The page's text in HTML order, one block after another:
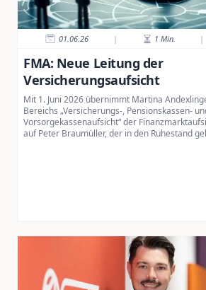
01.06.26 | 1 Min. |
FMA: Neue Leitung der
Versicherungsaufsicht
Mit 1. Juni 2026 übernimmt Martina
Bereichs „Versicherungs-, Pensionskassen-
Vorsorgekassenaufsicht“ der
auf Peter Braumüller, der in den Ruhestand